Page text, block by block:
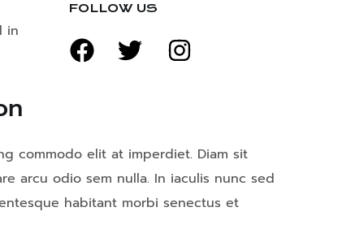
in
FOLLOW US
commodo elit at imperdiet. Diam sit
arcu odio sem nulla. In iaculis nunc sed
habitant morbi senectus et